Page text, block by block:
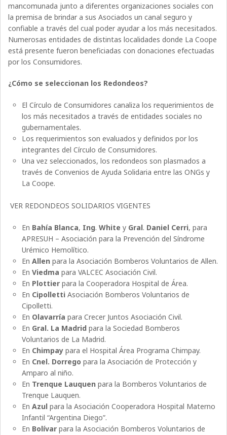
mancomunada junto a diferentes organizaciones sociales con
la premisa de brindar a sus Asociados un canal seguro y
confiable a través del cual poder ayudar a los más necesitados.
Numerosas entidades de distintas localidades donde La Coope
está presente fueron beneficiadas con donaciones efectuadas
por los Consumidores.
¿Cómo se seleccionan los Redondeos?
El Círculo de Consumidores canaliza los requerimientos de
los más necesitados a través de entidades sociales no
gubernamentales.
Los requerimientos son evaluados y definidos por los
integrantes del Círculo de Consumidores.
Una vez seleccionados, los redondeos son plasmados a
través de Convenios de Ayuda Solidaria entre las ONGs y
La Coope.
VER REDONDEOS SOLIDARIOS VIGENTES
En Bahía Blanca, Ing. White y Gral. Daniel Cerri, para
APRESUH – Asociación para la Prevención del Síndrome
Urémico Hemolítico.
En Allenpara la Asociación Bomberos Voluntarios de Allen.
En Viedma para VALCEC Asociación Civil.
En Plottierpara la Cooperadora Hospital de Área.
En CipollettiAsociación Bomberos Voluntarios de
Cipolletti.
En Olavarría para Crecer Juntos Asociación Civil.
En Gral. La Madridpara la Sociedad Bomberos
Voluntarios de La Madrid.
En Chimpaypara el Hospital Área Programa Chimpay.
En Cnel. Dorrego para la Asociación de Protección y
Amparo al niño.
En Trenque Lauquenpara la Bomberos Voluntarios de
Trenque Lauquen.
En Azulpara la Asociación Cooperadora Hospital Materno
Infantil “Argentina Diego”.
En Bolívarpara la Asociación Bomberos Voluntarios de